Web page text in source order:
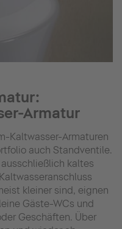
Armatur
Kaltwasser-Armaturen
auch Standventile.
kaltes
kleiner sind, eignen
Gäste-WCs und
Geschäften. Über